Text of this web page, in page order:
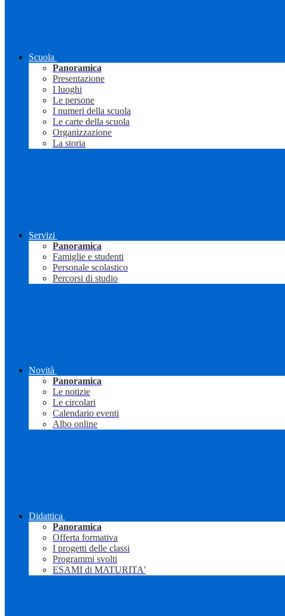
Scuola
Panoramica
Presentazione
I luoghi
Le persone
I numeri della scuola
Le carte della scuola
Organizzazione
La storia
Servizi
Panoramica
Famiglie e studenti
Personale scolastico
Percorsi di studio
Novità
Panoramica
Le notizie
Le circolari
Calendario eventi
Albo online
Didattica
Panoramica
Offerta formativa
I progetti delle classi
Programmi svolti
ESAMI di MATURITA'